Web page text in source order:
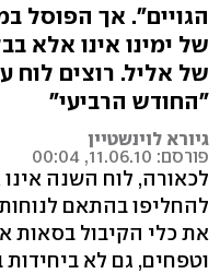
הגויים". אך הפוסל
של ימינו אינו אלא
של אליל. רוצים לוח
"החודש הרביעי"
גיורא לוינשטיין
פורסם: 11.06.10, 00:04
לכאורה, לוח השנה
להחליפו בהתאם
את כלי הקיבול בסאות
וטפחים, גם לא ביחידות